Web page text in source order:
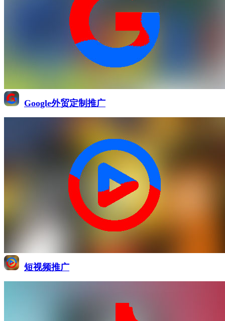
Google外贸定制推广
短视频推广